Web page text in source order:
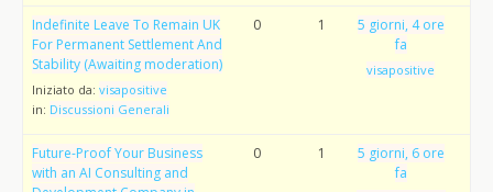
Indefinite Leave To Remain UK
For Permanent Settlement And
Stability (Awaiting moderation)
Iniziato da: visapositive
in: Discussioni Generali
0 1
5 giorni, 4 ore
fa
visapositive
Future-Proof Your Business
with an AI Consulting and
0 1
5 giorni, 6 ore
fa